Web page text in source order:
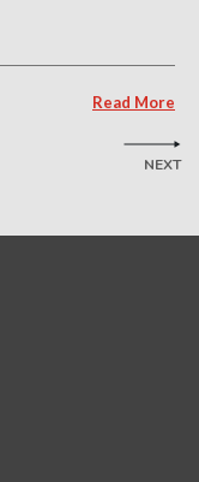
Read More
NEXT